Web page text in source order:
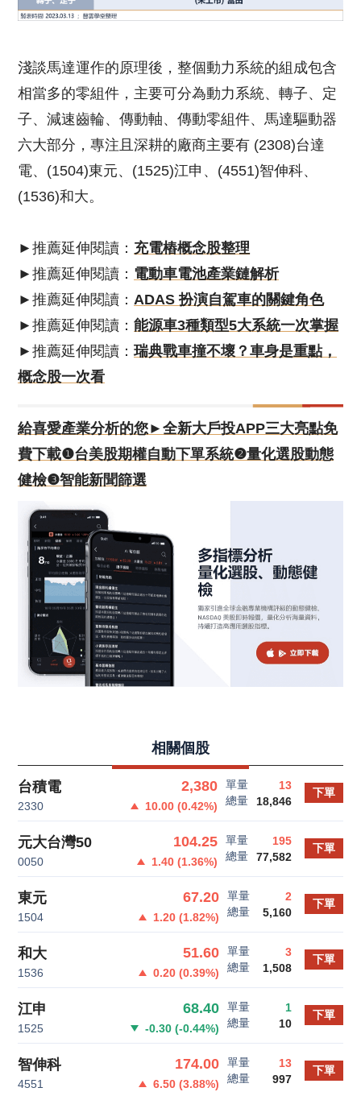
淺談馬達運作的原理後，整個動力系統的組成包含
相當多的零組件，主要可分為動力系統、轉子、定
子、減速齒輪、傳動軸、傳動零組件、馬達驅動器
六大部分，專注且深耕的廠商主要有 (2308)台達
電、(1504)東元、(1525)江申、(4551)智伸科、
(1536)和大。
►推薦延伸閱讀： 充電樁概念股整理
►推薦延伸閱讀： 電動車電池產業鏈解析
►推薦延伸閱讀： ADAS 扮演自駕車的關鍵角色
►推薦延伸閱讀： 能源車3種類型5大系統一次掌握
►推薦延伸閱讀： 瑞典戰車撞不壞？車身是重點，
概念股一次看
給喜愛產業分析的您►全新大戶投APP三大亮點免
費下載❶台美股期權自動下單系統❷量化選股動態
健檢❸智能新聞篩選
相關個股
台積電 2,380
2330 10.00 (0.42%)
單量
13
總量
18,846
下單
元大台灣50 104.25
0050 1.40 (1.36%)
單量
195
總量
77,582
下單
東元 67.20
1504 1.20 (1.82%)
單量
2
總量
5,160
下單
和大 51.60
1536 0.20 (0.39%)
單量
3
總量
1,508
下單
江申 68.40
1525 -0.30 (-0.44%)
單量
1
總量
10
下單
智伸科 174.00
4551 6.50 (3.88%)
單量
13
總量
997
下單